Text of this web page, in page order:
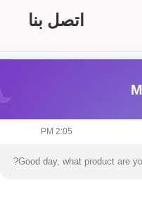
اتصل بنا
2:05 PM
Good day, what product are